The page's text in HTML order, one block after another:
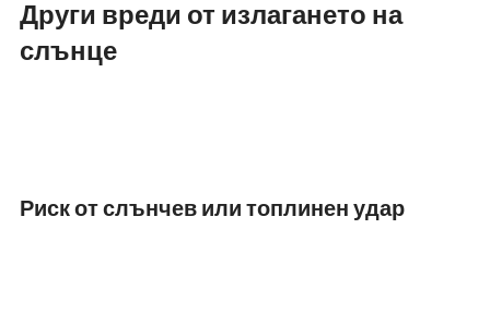
Други вреди от излагането на
слънце
Риск от слънчев или топлинен удар